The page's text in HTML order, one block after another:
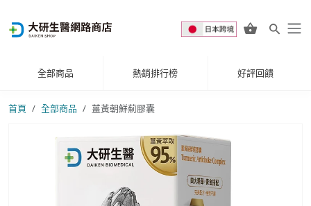
全部商品 熱銷排行榜 好評回饋
首頁 全部商品 薑黃朝鮮薊膠囊